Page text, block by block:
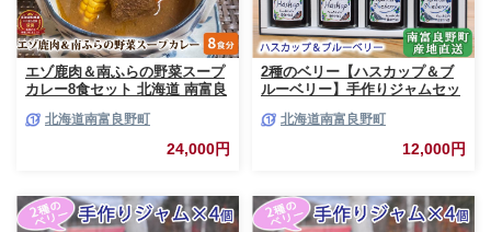
エゾ鹿肉＆南ふらの野菜スープ
カレー8食セット 北海道 南富良
スープカレー セット 詰合せ 加
北海道南富良野町
24,000円
2種のベリー【ハスカップ＆ブ
ルーベリー】手作りジャムセッ
ャム ベリー ハスカップ ブルー
北海道南富良野町
12,000円